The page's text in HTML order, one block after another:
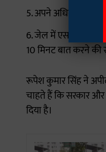
5. अपने अधिकारों के
6. जेल में एसटीडी की
10 मिनट बात करने की
रूपेश कुमार सिंह ने
चाहते हैं कि सरकार
दिया है।